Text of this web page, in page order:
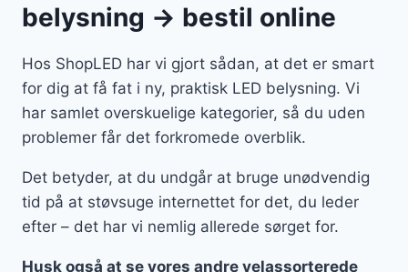
belysning → bestil online
Hos ShopLED har vi gjort sådan, at det er smart
for dig at få fat i ny, praktisk LED belysning. Vi
har samlet overskuelige kategorier, så du uden
problemer får det forkromede overblik.
Det betyder, at du undgår at bruge unødvendig
tid på at støvsuge internettet for det, du leder
efter – det har vi nemlig allerede sørget for.
Husk også at se vores andre velassorterede